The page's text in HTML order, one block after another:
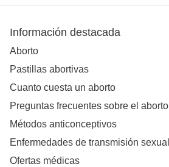
Información destacada
Aborto
Pastillas abortivas
Cuanto cuesta un aborto
Preguntas frecuentes sobre el aborto
Métodos anticonceptivos
Enfermedades de transmisión sexual
Ofertas médicas